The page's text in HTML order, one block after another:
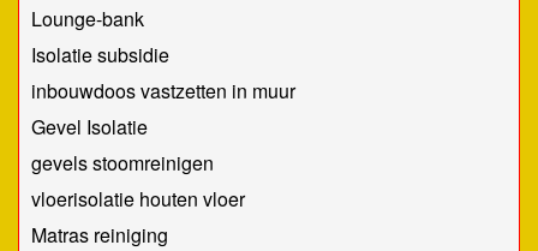
Lounge-bank
Isolatie subsidie
inbouwdoos vastzetten in muur
Gevel Isolatie
gevels stoomreinigen
vloerisolatie houten vloer
Matras reiniging